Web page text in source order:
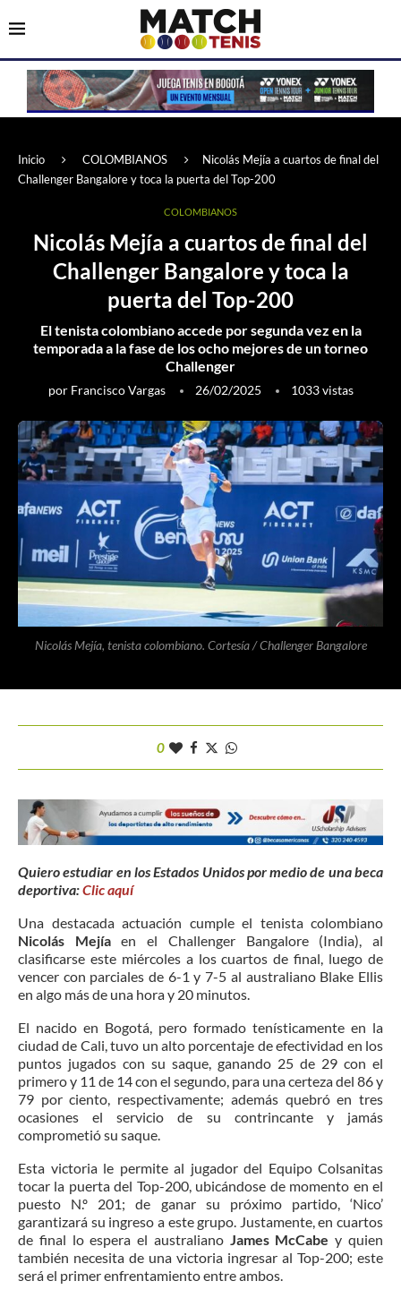
Inicio COLOMBIANOS
Nicolás Mejía a cuartos de final del
Challenger Bangalore y toca la puerta del Top-200
COLOMBIANOS
Nicolás Mejía a cuartos de final del
Challenger Bangalore y toca la
puerta del Top-200
El tenista colombiano accede por segunda vez en la
temporada a la fase de los ocho mejores de un torneo
Challenger
por Francisco Vargas 26/02/2025 1033vistas
Nicolás Mejía, tenista colombiano. Cortesía / Challenger Bangalore
0
Quiero estudiar en los Estados Unidos por medio de una beca
deportiva:Clic aquí
Una destacada actuación cumple el tenista colombiano
Nicolás Mejíaen el Challenger Bangalore (India), al
clasificarse este miércoles a los cuartos de final, luego de
vencer con parciales de 6-1 y 7-5 al australiano Blake Ellis
en algo más de una hora y 20 minutos.
El nacido en Bogotá, pero formado tenísticamente en la
ciudad de Cali, tuvo un alto porcentaje de efectividad en los
puntos jugados con su saque, ganando 25 de 29 con el
primero y 11 de 14 con el segundo, para una certeza del 86 y
79 por ciento, respectivamente; además quebró en tres
ocasiones el servicio de su contrincante y jamás
comprometió su saque.
Esta victoria le permite al jugador del Equipo Colsanitas
tocar la puerta del Top-200, ubicándose de momento en el
puesto N.º 201; de ganar su próximo partido, ‘Nico’
garantizará su ingreso a este grupo. Justamente, en cuartos
de final lo espera el australiano James McCabe y quien
también necesita de una victoria ingresar al Top-200; este
será el primer enfrentamiento entre ambos.